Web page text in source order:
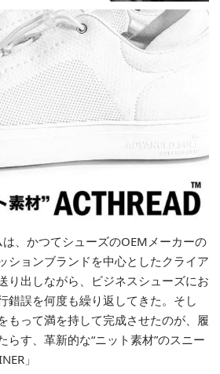
は、かつてシューズのOEMメーカーの
ションブランドを中心としたクライア
り出しながら、ビジネスシューズにお
錯誤を何度も繰り返してきた。そし
もって満を持して完成させたのが、履
らす、革新的な“ニット素材”のスニー
」